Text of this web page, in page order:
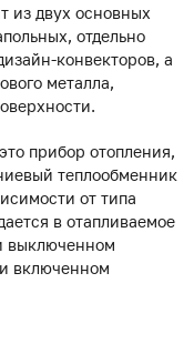
из двух основных
отдельно
конвекторов, а
металла,
прибор отопления,
теплообменник
от типа
в отапливаемое
выключенном
включенном